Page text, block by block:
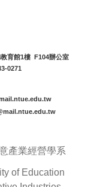
育館1樓 F104辦公室
0271
產業經營學系
of Education